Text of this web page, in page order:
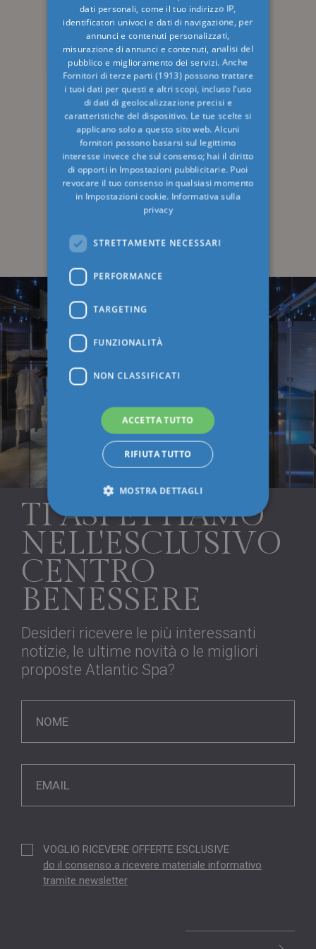
TI ASPETTIAMO
NELL'ESCLUSIVO
CENTRO
BENESSERE
Desideri ricevere le più interessanti
notizie, le ultime novità o le migliori
proposte Atlantic Spa?
VOGLIO RICEVERE OFFERTE ESCLUSIVE
do il consenso a ricevere materiale informativo
tramite newsletter
FRENCH
RUSSIAN
dati personali, come il tuo indirizzo IP,
identificatori univoci e dati di navigazione, per
annunci e contenuti personalizzati,
misurazione di annunci e contenuti, analisi del
pubblico e miglioramento dei servizi. Anche
Fornitori di terze parti (1913) possono trattare
i tuoi dati per questi e altri scopi, incluso l’uso
di dati di geolocalizzazione precisi e
caratteristiche del dispositivo. Le tue scelte si
applicano solo a questo sito web. Alcuni
fornitori possono basarsi sul legittimo
interesse invece che sul consenso; hai il diritto
di opporti in Impostazioni pubblicitarie. Puoi
revocare il tuo consenso in qualsiasi momento
in Impostazioni cookie. Informativa sulla
privacy
STRETTAMENTE NECESSARI
PERFORMANCE
TARGETING
FUNZIONALITÀ
NON CLASSIFICATI
ACCETTA TUTTO
RIFIUTA TUTTO
MOSTRA DETTAGLI
Strettamente necessari
Performance
Targeting
Non classificati
I cookie strettamente necessari consentono le
l'accesso dell'utente e la gestione dell'account. Il
sito web non può essere utilizzato correttamente
senza i cookie strettamente necessari.
Nome
Provider / Dominio
Cloudflare Inc.
.hs-scripts.com